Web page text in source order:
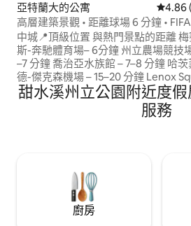
亞特蘭大的公寓 從 230
4.86
高層建築景觀 • 距離球場 6 分鐘 •
界盃
中城📍頂級位置 與熱門景點的距離 梅賽德
斯-奔馳體育場– 6分鐘 州立農場競技
–7 分鐘 喬治亞水族館 – 7–8 分鐘 哈
德-傑克森機場 – 15–20 分鐘 Lenox
– 15 分鐘 魔法城 (Magic City) – 10–12
Lenox 乾杯之旅 – 12–15 分鐘 ✨ 房客為什
麼❤️這個位置 距離 FIFA 世界盃賽事場
蒙特公園（Piedmont Park）– 10 分鐘
克斯劇院 – 8 分鐘
甜水溪州立公園附近度
服務
廚房